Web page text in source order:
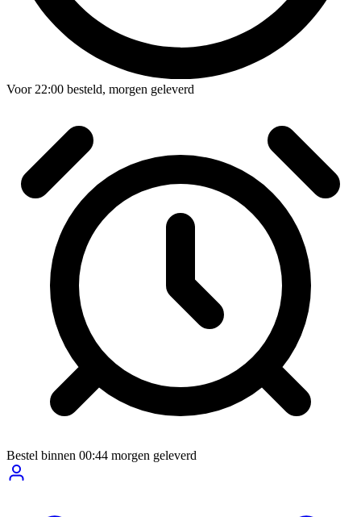
Voor22:00 besteld, morgen geleverd
Bestel binnen 00:44 morgen geleverd